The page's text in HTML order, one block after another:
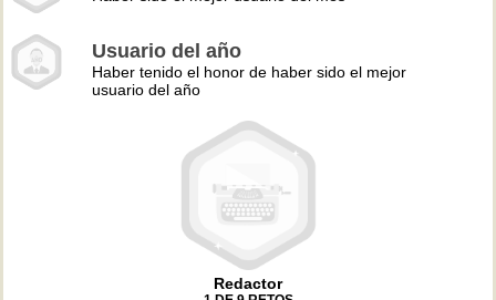
Usuario del año
Haber tenido el honor de haber sido el mejor
usuario del año
Redactor